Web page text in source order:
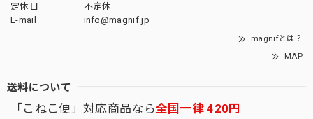
定休日
不定休
E-mail
info@magnif.jp
magnifとは？
MAP
送料について
「こねこ便」対応商品なら全国一律 420円